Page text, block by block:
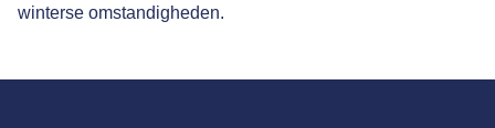
winterse omstandigheden.